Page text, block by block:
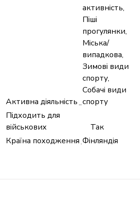
Активна діяльність
активність,
Піші
прогулянки,
Міська/
випадкова,
Зимові види
спорту,
Собачі види
спорту
Підходить для
військових
Так
Країна походження Фінляндія